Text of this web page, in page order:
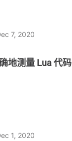
7, 2020
地测量 Lua 代码
1, 2020